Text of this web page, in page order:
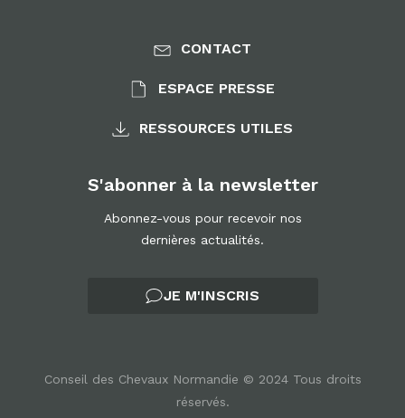
CONTACT
ESPACE PRESSE
RESSOURCES UTILES
S'abonner à la newsletter
Abonnez-vous pour recevoir nos
dernières actualités.
JE M'INSCRIS
Conseil des Chevaux Normandie © 2024 Tous droits
réservés.